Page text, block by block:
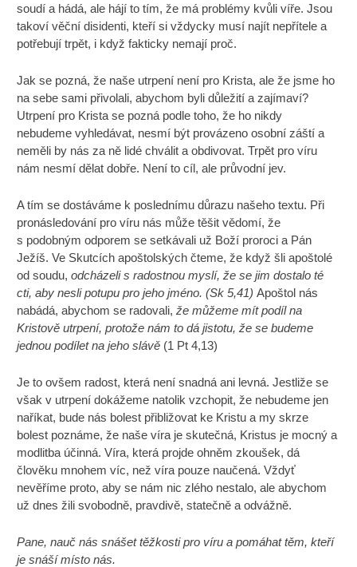
soudí a hádá, ale hájí to tím, že má problémy kvůli víře. Jsou
takoví věční disidenti, kteří si vždycky musí najít nepřítele a
potřebují trpět, i když fakticky nemají proč.
Jak se pozná, že naše utrpení není pro Krista, ale že jsme ho
na sebe sami přivolali, abychom byli důležití a zajímaví?
Utrpení pro Krista se pozná podle toho, že ho nikdy
nebudeme vyhledávat, nesmí být provázeno osobní záští a
neměli by nás za ně lidé chválit a obdivovat. Trpět pro víru
nám nesmí dělat dobře. Není to cíl, ale průvodní jev.
A tím se dostáváme k poslednímu důrazu našeho textu. Při
pronásledování pro víru nás může těšit vědomí, že
s podobným odporem se setkávali už Boží proroci a Pán
Ježíš. Ve Skutcích apoštolských čteme, že když šli apoštolé
od soudu,odcházeli s radostnou myslí, že se jim dostalo té
cti, aby nesli potupu pro jeho jméno. (Sk 5,41)Apoštol nás
nabádá, abychom se radovali,že můžeme mít podíl na
Kristově utrpení, protože nám to dá jistotu, že se budeme
jednou podílet na jeho slávě (1 Pt 4,13)
Je to ovšem radost, která není snadná ani levná. Jestliže se
však v utrpení dokážeme natolik vzchopit, že nebudeme jen
naříkat, bude nás bolest přibližovat ke Kristu a my skrze
bolest poznáme, že naše víra je skutečná, Kristus je mocný a
modlitba účinná. Víra, která projde ohněm zkoušek, dá
člověku mnohem víc, než víra pouze naučená. Vždyť
nevěříme proto, aby se nám nic zlého nestalo, ale abychom
už dnes žili svobodně, pravdivě, statečně a odvážně.
Pane, nauč nás snášet těžkosti pro víru a pomáhat těm, kteří
je snáší místo nás.